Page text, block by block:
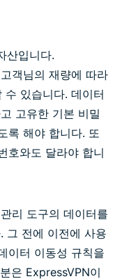
산입니다.
객님의 재량에 따라
수 있습니다. 데이터
고유한 기본 비밀
록 해야 합니다. 또
호와도 달라야 합니
리 도구의 데이터를
그 전에 이전에 사용
이터 이동성 규칙을
은 ExpressVPN이